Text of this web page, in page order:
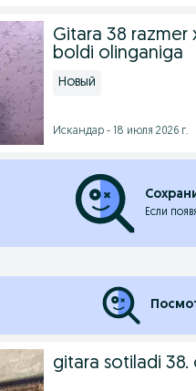
Gitara 38 razmer
boldi olinganiga
Новый
Искандар - 18 июля 2026 г.
Если
gitara sotiladi